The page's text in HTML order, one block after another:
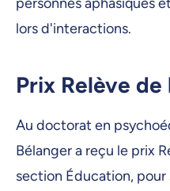
lors d'interactions.
Prix Relève
Au doctorat en
Bélanger a reçu le prix
section Éducation, pour